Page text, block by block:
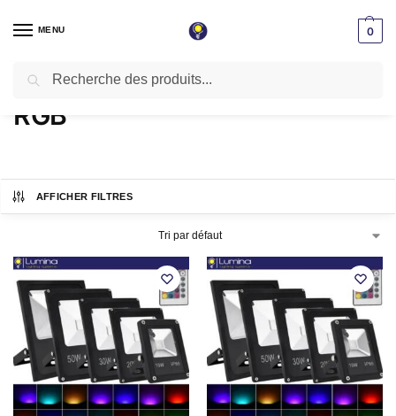
MENU 0
Accueil / Produits identifiés “RGB”
RGB
AFFICHER FILTRES